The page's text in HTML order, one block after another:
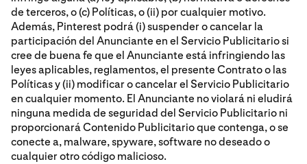
de terceros, o (c) Políticas, o (ii) por cualquier motivo.
Además, Pinterest podrá (i) suspender o cancelar la
participación del Anunciante en el Servicio Publicitario si
cree de buena fe que el Anunciante está infringiendo las
leyes aplicables, reglamentos, el presente Contrato o las
Políticas y (ii) modificar o cancelar el Servicio Publicitario
en cualquier momento. El Anunciante no violará ni eludirá
ninguna medida de seguridad del Servicio Publicitario ni
proporcionará Contenido Publicitario que contenga, o se
conecte a, malware, spyware, software no deseado o
cualquier otro código malicioso.